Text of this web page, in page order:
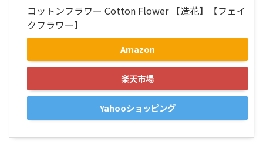
コットンフラワー Cotton Flower 【造花】【フェイ
クフラワー】
Amazon
楽天市場
Yahooショッピング